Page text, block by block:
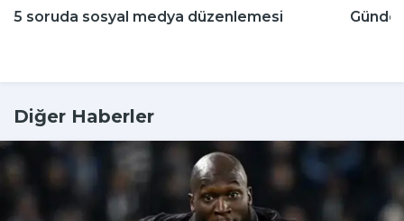
5 soruda sosyal medya düzenlemesi Günde
Diğer Haberler